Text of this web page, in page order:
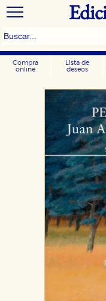
Compra
online
Lista de
deseos